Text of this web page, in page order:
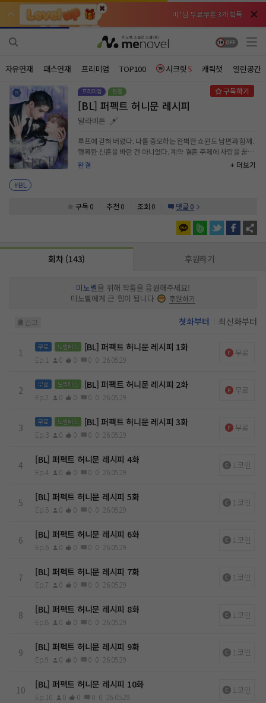
비*님 무료쿠폰 3개 획득
비*님 무료쿠폰 3개 획득
천***님 배지뽑기권 3개 획득
천***님 배지뽑기권 3개 획득
주*님 배지뽑기권 1개 획득
주*님 배지뽑기권 1개 획득
주**님 일반뽑기권 2개 획득
주**님 일반뽑기권 2개 획득
레*님 무료쿠폰 4개 획득
레*님 무료쿠폰 4개 획득
인*님 레어뽑기권 1개 획득
인*님 레어뽑기권 1개 획득
자유연재 패스연재 프리미엄 TOP100 시크릿 캐릭챗 열린공간
[BL] 퍼펙트 허니문 레시피
말라비튼
완결
루프에 갇혀 버렸다. 나를 증오하는 완벽한 쇼윈도 남편과 함께.
행복한 신혼을 바란 건 아니었다. 계약 결혼 주제에 사랑을 꿈꿨
던 적도 없었다. “지긋지긋하지 않습니까.” “…서혁 씨.” “난 지
만큼 오직 증오만이 가득한 목소리로. 바보처럼 사랑에 빠진 건
하는 계약서로 얽힌 관계일 뿐인데도. 나를 증오해 마지않는 그
를 위해 목숨을 내버릴 만큼 나는 강서혁 씨를 사랑하게 되어 버
렸다. “내가 어떻게든 루프 깰게요.” “…….” “그리고, 루프가 끝
나면 바로 이혼해 줄게요. 강서혁 씨의 완벽한 삶, 내가 원래대로
당신의 완벽했던 삶을 되돌려 주겠다고…. 사랑에 빠진 눈빛에
거짓은 없었다. 오늘로 일곱 번째 걷는 새하얀 버진 로드, 쏟아지
소를 머금은 입술 위로 가볍게 내려앉은 입맞춤이 점차 깊어질
로 뜨거운 키스가 퍼부어졌다. 마치 이 결혼이 진짜인 것처럼, 우
리가 정말 사랑에 빠진 것처럼.
+ 더보기
#BL
구독 0 추천 0 조회 0 댓글 0
회차 (143) 후원하기
미노벨을 위해 작품을 응원해주세요!
미노벨에게 큰 힘이 됩니다
후원하기
신고 첫화부터 최신화부터
1
무료 노벨패스 [BL] 퍼펙트 허니문 레시피 1화
Ep.1 0 0 0 0 26.05.29
무료
2
무료 노벨패스 [BL] 퍼펙트 허니문 레시피 2화
Ep.2 0 0 0 0 26.05.29
무료
3
무료 노벨패스 [BL] 퍼펙트 허니문 레시피 3화
Ep.3 0 0 0 0 26.05.29
무료
4 [BL] 퍼펙트 허니문 레시피 4화
Ep.4 0 0 0 0 26.05.29
1코인
5 [BL] 퍼펙트 허니문 레시피 5화
Ep.5 0 0 0 0 26.05.29
1코인
6 [BL] 퍼펙트 허니문 레시피 6화
Ep.6 0 0 0 0 26.05.29
1코인
7 [BL] 퍼펙트 허니문 레시피 7화
Ep.7 0 0 0 0 26.05.29
1코인
8 [BL] 퍼펙트 허니문 레시피 8화
Ep.8 0 0 0 0 26.05.29
1코인
9 [BL] 퍼펙트 허니문 레시피 9화
Ep.9 0 0 0 0 26.05.29
1코인
10 [BL] 퍼펙트 허니문 레시피 10화
Ep.10 0 0 0 0 26.05.29
1코인